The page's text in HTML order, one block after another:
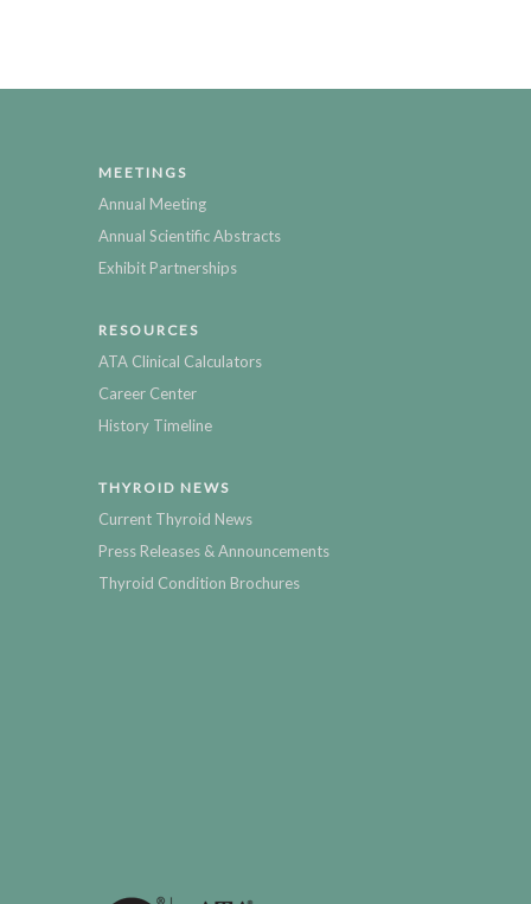
MEETINGS
Annual Meeting
Annual Scientific Abstracts
Exhibit Partnerships
RESOURCES
ATA Clinical Calculators
Career Center
History Timeline
THYROID NEWS
Current Thyroid News
Press Releases & Announcements
Thyroid Condition Brochures